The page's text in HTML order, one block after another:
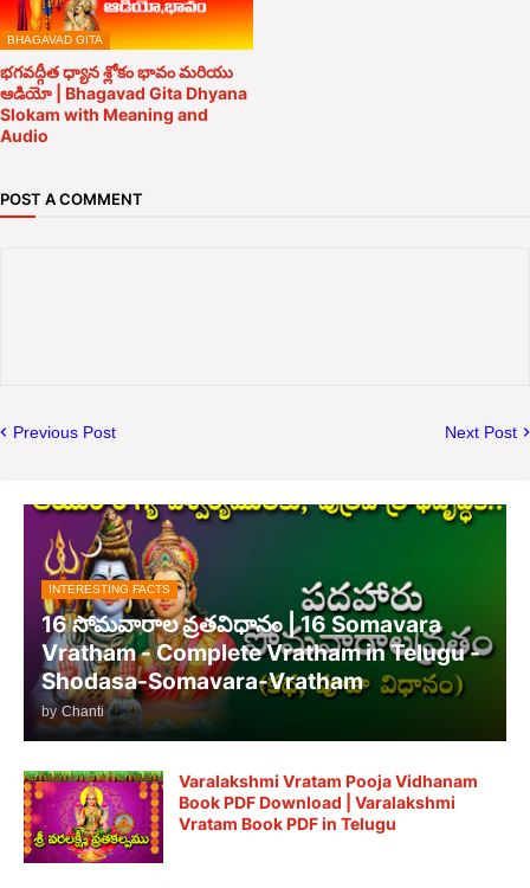
BHAGAVAD GITA
భగవద్గీత ధ్యాన శ్లోకం భావం మరియు
ఆడియో | Bhagavad Gita Dhyana
Slokam with Meaning and
Audio
POST A COMMENT
Previous Post Next Post
INTERESTING FACTS
16 సోమవారాల వ్రతవిధానం | 16 Somavara
Vratham - Complete Vratham in Telugu -
Shodasa-Somavara-Vratham
by Chanti
Varalakshmi Vratam Pooja Vidhanam
Book PDF Download | Varalakshmi
Vratam Book PDF in Telugu